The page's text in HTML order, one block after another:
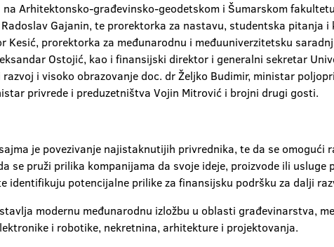
Arhitektonsko-građevinsko-geodetskom i Šumarskom
Gajanin, te prorektorka za nastavu, studentska pitanja
Kesić, prorektorka za međunarodnu i međuuniverzitetsku
Ostojić, kao i finansijski direktor i generalni sekretar
i visoko obrazovanje doc. dr Željko Budimir, ministar
privrede i preduzetništva Vojin Mitrović i brojni drugi gosti.
je povezivanje najistaknutijih privrednika, te da se
se pruži prilika kompanijama da svoje ideje, proizvode ili usluge
identifikuju potencijalne prilike za finansijsku podršku za dalji
modernu međunarodnu izložbu u oblasti građevinarstva,
i robotike, nekretnina, arhitekture i projektovanja.